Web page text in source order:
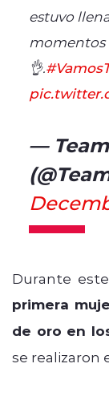
estuvo
momentos
👌.
—
Durante
primera
de oro en
se realizaron